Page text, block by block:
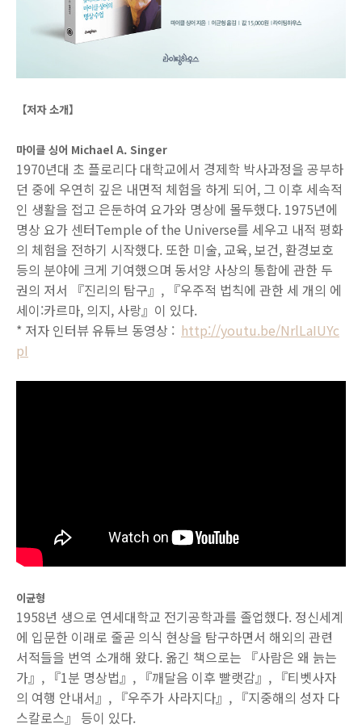
【저자 소개】
마이클 싱어 Michael A. Singer
1970년대 초 플로리다 대학교에서 경제학 박사과정을 공부하
던 중에 우연히 깊은 내면적 체험을 하게 되어, 그 이후 세속적
인 생활을 접고 은둔하여 요가와 명상에 몰두했다. 1975년에
명상 요가 센터Temple of the Universe를 세우고 내적 평화
의 체험을 전하기 시작했다. 또한 미술, 교육, 보건, 환경보호
등의 분야에 크게 기여했으며 동서양 사상의 통합에 관한 두
권의 저서 『진리의 탐구』, 『우주적 법칙에 관한 세 개의 에
세이:카르마, 의지, 사랑』이 있다.
* 저자 인터뷰 유튜브 동영상 : http://youtu.be/NrlLaIUYc
pI
이균형
1958년 생으로 연세대학교 전기공학과를 졸업했다. 정신세계
에 입문한 이래로 줄곧 의식 현상을 탐구하면서 해외의 관련
서적들을 번역 소개해 왔다. 옮긴 책으로는 『사람은 왜 늙는
가』, 『1분 명상법』, 『깨달음 이후 빨랫감』, 『티벳사자
의 여행 안내서』, 『우주가 사라지다』, 『지중해의 성자 다
스칼로스』 등이 있다.